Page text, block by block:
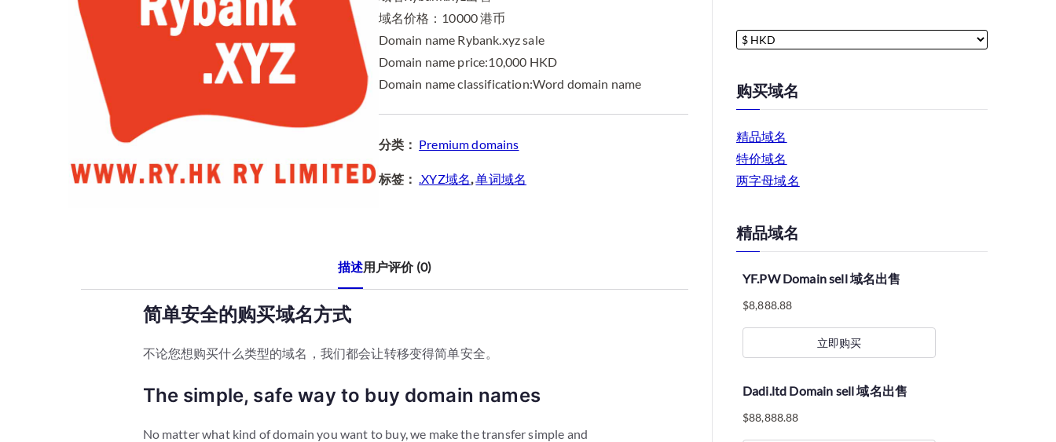
域名价格：10000 港币
Domain name Rybank.xyz sale
Domain name price:10,000 HKD
Domain name classification:Word domain name
分类： Premium domains
标签：.XYZ域名,单词域名
描述用户评价 (0)
简单安全的购买域名方式
不论您想购买什么类型的域名，我们都会让转移变得简单安全。
The simple, safe way to buy domain names
No matter what kind of domain you want to buy, we make the transfer simple and
购买域名
精品域名
特价域名
两字母域名
精品域名
YF.PW Domain sell 域名出售
$8,888.88
立即购买
Dadi.ltd Domain sell 域名出售
$88,888.88